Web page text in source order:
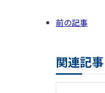
前の記事
関連記事